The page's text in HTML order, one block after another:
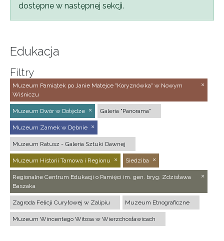
dostępne w następnej sekcji.
Edukacja
Filtry
Muzeum Pamiątek po Janie Matejce "Koryznówka" w Nowym
Wiśniczu
Muzeum Dwór w Dołędze Galeria "Panorama"
Muzeum Zamek w Dębnie
Muzeum Ratusz - Galeria Sztuki Dawnej
Muzeum Historii Tarnowa i Regionu Siedziba
Regionalne Centrum Edukacji o Pamięci im. gen. bryg. Zdzisława
Baszaka
Zagroda Felicji Curyłowej w Zalipiu Muzeum Etnograficzne
Muzeum Wincentego Witosa w Wierzchosławicach